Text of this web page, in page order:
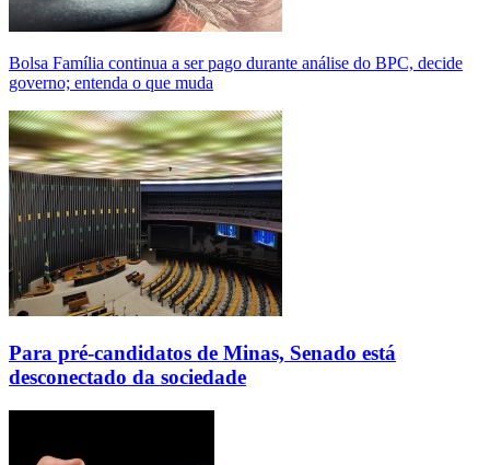
Bolsa Família continua a ser pago durante análise do BPC, decide
governo; entenda o que muda
Para pré-candidatos de Minas, Senado está
desconectado da sociedade